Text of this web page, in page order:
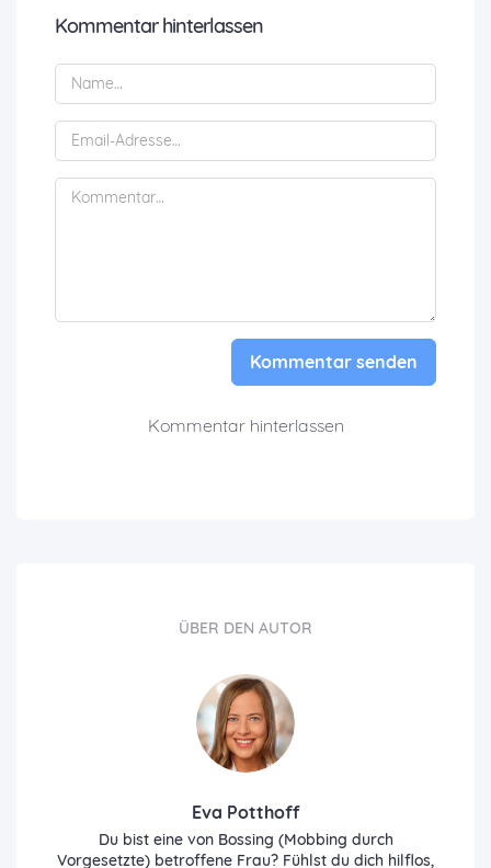
Kommentar hinterlassen
Kommentar senden
Kommentar hinterlassen
ÜBER DEN AUTOR
Eva Potthoff
Du bist eine von Bossing (Mobbing durch
Vorgesetzte) betroffene Frau? Fühlst du dich hilflos,